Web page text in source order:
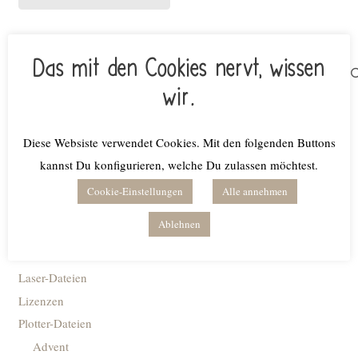
Suchen
Bundles
Digitale Planer
Laser-Dateien
Lizenzen
Plotter-Dateien
Advent
Das mit den Cookies nervt, wissen
wir.
Diese Websiste verwendet Cookies. Mit den folgenden Buttons
kannst Du konfigurieren, welche Du zulassen möchtest.
Cookie-Einstellungen Alle annehmen
Ablehnen